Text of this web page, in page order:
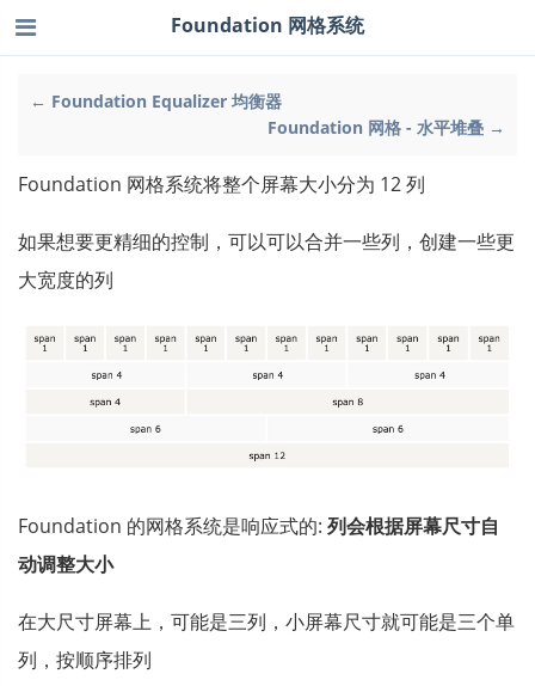
← Foundation Equalizer 均衡器
Foundation 网格 - 水平堆叠 →
Foundation 网格系统
Foundation 网格系统将整个屏幕大小分为 12 列
如果想要更精细的控制，可以可以合并一些列，创建一些更
大宽度的列
Foundation 的网格系统是响应式的: 列会根据屏幕尺寸自
动调整大小
在大尺寸屏幕上，可能是三列，小屏幕尺寸就可能是三个单
列，按顺序排列